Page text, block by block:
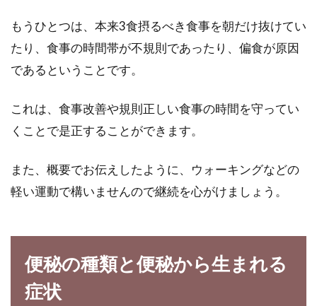
夕食のお共に焼酎を飲む人が増えていますね。
しいです...
玄米は、体に良いといわれています。そのた
め、カロリーは低いのではないかというイメー
玄米で血糖値の急上昇を緩和！グラ
もうひとつは、本来3食摂るべき食事を朝だけ抜けてい
たり、食事の時間帯が不規則であったり、偏食が原因
であるということです。
これは、食事改善や規則正しい食事の時間を守ってい
くことで是正することができます。
また、概要でお伝えしたように、ウォーキングなどの
軽い運動で構いませんので継続を心がけましょう。
便秘の種類と便秘から生まれる
症状